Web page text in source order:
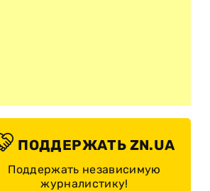
ПОДДЕРЖАТЬ ZN.UA
Поддержать независимую
журналистику!